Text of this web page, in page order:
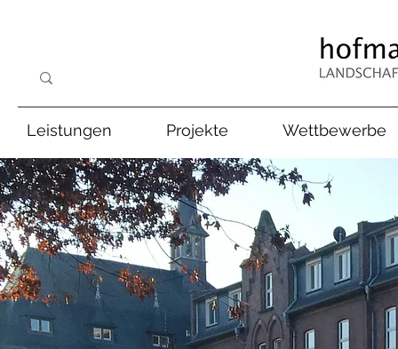
Leistungen Projekte Wettbewerbe